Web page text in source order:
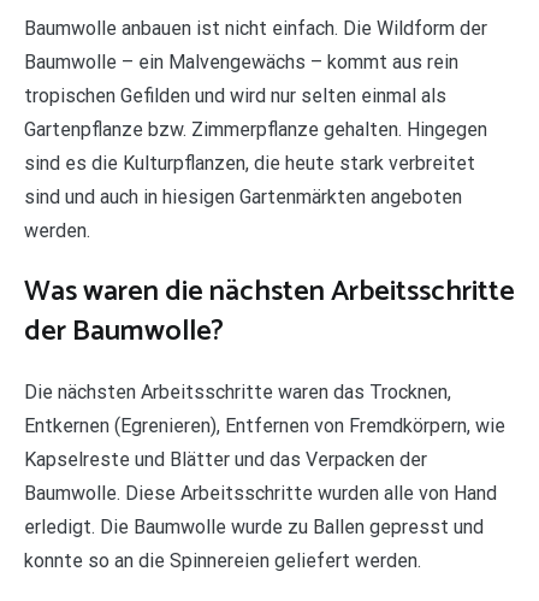
Baumwolle anbauen ist nicht einfach. Die Wildform der
Baumwolle – ein Malvengewächs – kommt aus rein
tropischen Gefilden und wird nur selten einmal als
Gartenpflanze bzw. Zimmerpflanze gehalten. Hingegen
sind es die Kulturpflanzen, die heute stark verbreitet
sind und auch in hiesigen Gartenmärkten angeboten
werden.
Was waren die nächsten Arbeitsschritte
der Baumwolle?
Die nächsten Arbeitsschritte waren das Trocknen,
Entkernen (Egrenieren), Entfernen von Fremdkörpern, wie
Kapselreste und Blätter und das Verpacken der
Baumwolle. Diese Arbeitsschritte wurden alle von Hand
erledigt. Die Baumwolle wurde zu Ballen gepresst und
konnte so an die Spinnereien geliefert werden.